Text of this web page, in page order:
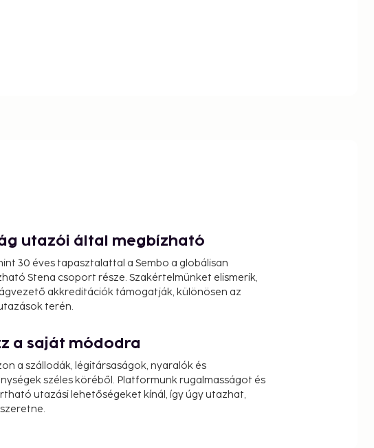
utazói által megbízható
30 éves tapasztalattal a Sembo a globálisan
Stena csoport része. Szakértelmünket elismerik,
akkreditációk támogatják, különösen az
terén.
a saját módodra
a szállodák, légitársaságok, nyaralók és
széles köréből. Platformunk rugalmasságot és
utazási lehetőségeket kínál, így úgy utazhat,